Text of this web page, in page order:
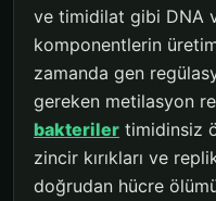
ve timidilat gibi DNA
komponentlerin
zamanda gen
gereken metilasyon
bakteriler timidinsiz
zincir kırıkları ve
doğrudan hücre